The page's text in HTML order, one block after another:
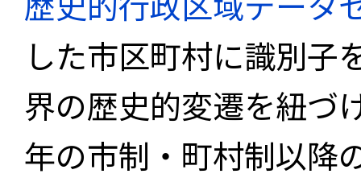
した市区町村に識別子
界の歴史的変遷を紐づ
年の市制・町村制以降